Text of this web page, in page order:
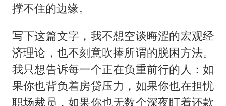
撑不住的边缘。
写下这篇文字，我不想空谈晦涩的宏观经
济理论，也不刻意吹捧所谓的脱困方法。
我只想告诉每一个正在负重前行的人：如
果你也背负着房贷压力，如果你也在担忧
职场裁员，如果你也无数个深夜盯着还款